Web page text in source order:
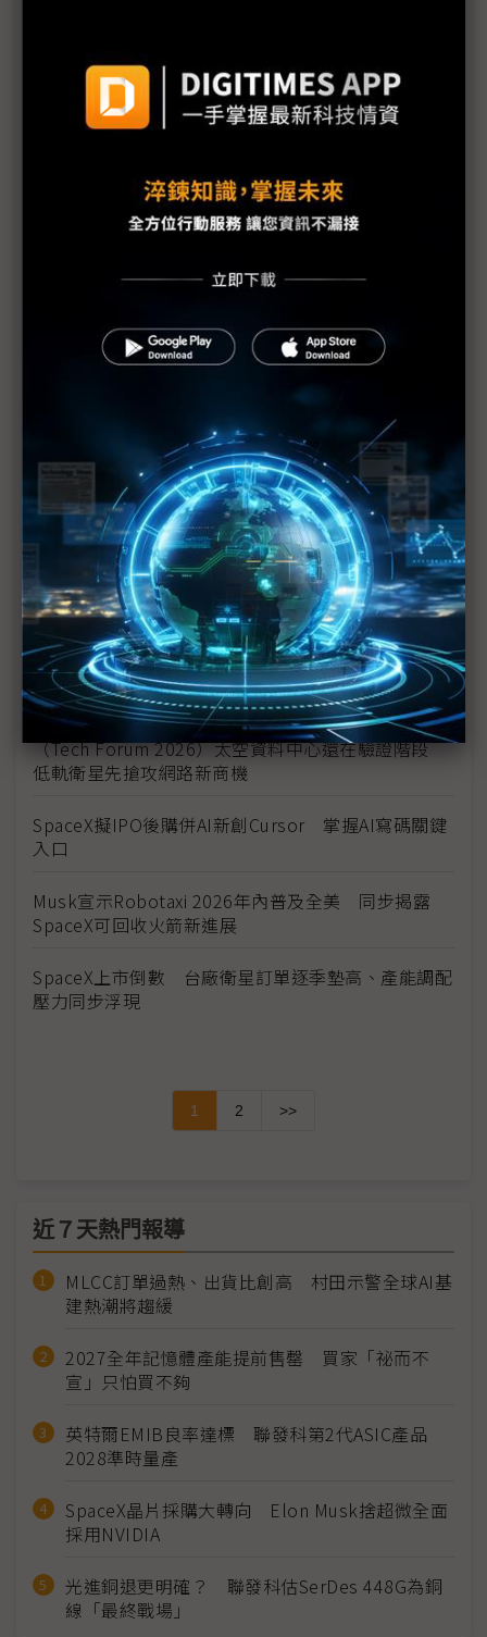
Elon Musk以火星夢打造資本敘事 SpaceX IPO瞄準
星際殖民入場券？
Starlink再奪美航大單 SpaceX IPO前加速擴張航空
衛星網路版圖
Tesla永續能源大計畫轉向 Elon Musk棄地表改作太
星際獨裁者誕生？SpaceX打造強控制IPO架構 Elon
SpaceX IPO揭驚人燒錢真相 Starlink獨撐獲利、火
星願景恐吞噬資本
從Starlink到太空資料中心 SpaceX重塑全球AI與航
太競爭格局
Jeff Bezos暢談AI與科技未來 看好太空資料中心發
展前景
SpaceX正式啟動史詩級IPO Starlink獲利難掩AI與
Starship虧損
（Tech Forum 2026）太空資料中心還在驗證階段
低軌衛星先搶攻網路新商機
SpaceX擬IPO後購併AI新創Cursor 掌握AI寫碼關鍵
入口
Musk宣示Robotaxi 2026年內普及全美 同步揭露
SpaceX可回收火箭新進展
SpaceX上市倒數 台廠衛星訂單逐季墊高、產能調配
壓力同步浮現
1 2 >>
近７天熱門報導
MLCC訂單過熱、出貨比創高 村田示警全球AI基
建熱潮將趨緩
2027全年記憶體產能提前售罄 買家「祕而不
宣」只怕買不夠
英特爾EMIB良率達標 聯發科第2代ASIC產品
2028準時量產
SpaceX晶片採購大轉向 Elon Musk捨超微全面
採用NVIDIA
光進銅退更明確？ 聯發科估SerDes 448G為銅
線「最終戰場」